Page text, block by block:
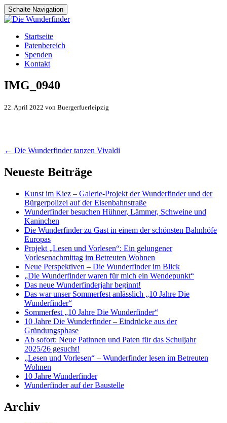
Schalte Navigation
Zum
Inhalt
springen
Startseite
Patenbereich
Spenden
Kontakt
IMG_0940
22. April 2022 von Buergerfuerleipzig
Artikel-
Navigation
← Die Wunderfinder tanzen Vivaldi
Neueste Beiträge
Kunst im Kiez – Galerie-Projekt der Wunderfinder und der
Bürgerpolizei auf der Eisenbahnstraße
Wunderfinder besuchen Hühner, Lämmer, Schweine und
Kaninchen
Die Wunderfinder zu Gast in einem der schönsten Bahnhöfe
Europas
Projekt „Lesen und Vorlesen“: Ein gelungener
Vorlesenachmittag im Betreuten Wohnen
Neue Perspektiven – Die Wunderfinder im Blick
„Die Wunderfinder waren für mich ein Wendepunkt“
Das neue Wunderfinderjahr beginnt!
Das war unser Sommerfest anlässlich „10 Jahre Die
Wunderfinder“
Sommerfest „10 Jahre Die Wunderfinder“
10 Jahre Die Wunderfinder – Eindrücke aus der
Gründungsphase
Ab sofort: Neue Patinnen und Paten für das Schuljahr
2025/26 gesucht!
„Lesen und Vorlesen“ – Wunderfinder lesen im Betreuten
Wohnen
10 Jahre Wunderfinder
Wunderfinder auf der Baustelle
Archiv